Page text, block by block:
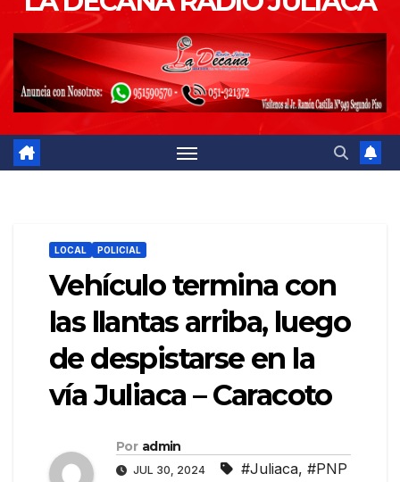
LOCAL POLICIAL
Vehículo termina con
las llantas arriba, luego
de despistarse en la
vía Juliaca – Caracoto
Por admin
JUL 30, 2024 #Juliaca, #PNP